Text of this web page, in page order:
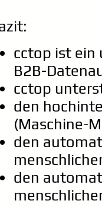
cctop ist ein
B2B-
cctop
den
(Maschine-
den
den